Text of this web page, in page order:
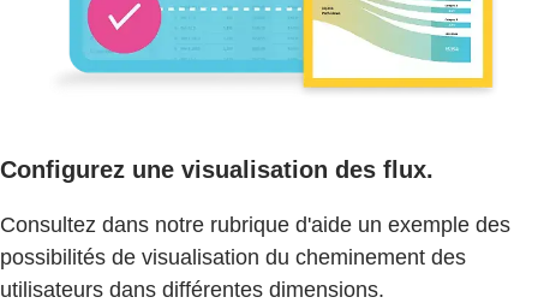
Configurez une visualisation des flux.
Consultez dans notre rubrique d'aide un exemple des
possibilités de visualisation du cheminement des
utilisateurs dans différentes dimensions.